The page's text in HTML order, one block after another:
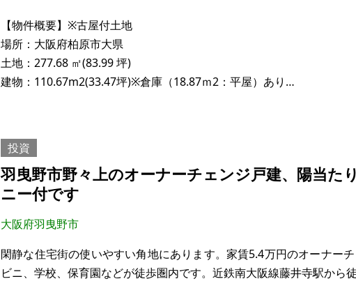
【物件概要】※古屋付土地
場所：大阪府柏原市大県
土地：277.68 ㎡(83.99 坪)
建物：110.67m2(33.47坪)※倉庫（18.87ｍ2：平屋）あり
希望価格：422万円
路線価：東33E 33,000円/㎡（坪単価：約108,900円）、南35E
115,500円）
プロパンガス
バス・トイレ別
投資
羽曳野市野々上のオーナーチェンジ戸建、陽当た
ニー付です
大阪府羽曳野市
閑静な住宅街の使いやすい角地にあります。家賃5.4万円のオーナー
ビニ、学校、保育園などが徒歩圏内です。近鉄南大阪線藤井寺駅から徒